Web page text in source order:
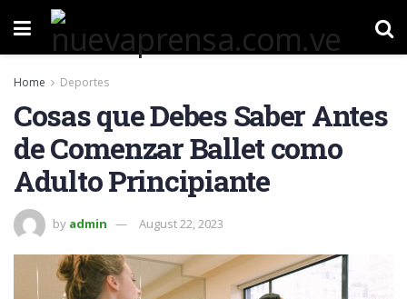
Home Deportes
Cosas que Debes Saber Antes
de Comenzar Ballet como
Adulto Principiante
by admin August 22, 2023